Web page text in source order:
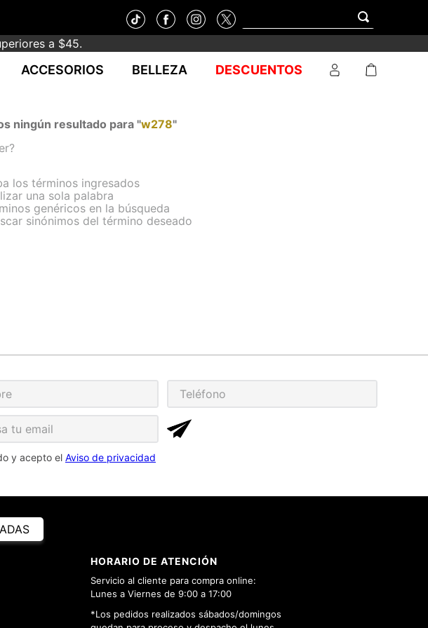
a $45.
ACCESORIOS BELLEZA DESCUENTOS
ningún resultado para "w278"
los términos ingresados
una sola palabra
genéricos en la búsqueda
sinónimos del término deseado
y acepto el Aviso de privacidad
HORARIO DE ATENCIÓN
Servicio al cliente para compra online:
Lunes a Viernes de 9:00 a 17:00
*Los pedidos realizados sábados/domingos